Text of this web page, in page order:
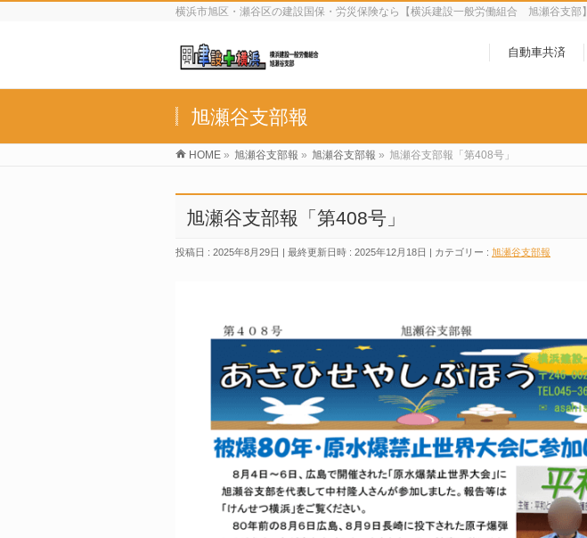
横浜市旭区・瀬谷区の建設国保・労災保険なら【横浜建設一般労働組合 旭瀬谷支部】
自動車共済
旭瀬谷支部報
HOME » 旭瀬谷支部報 » 旭瀬谷支部報 » 旭瀬谷支部報「第408号」
旭瀬谷支部報「第408号」
投稿日 : 2025年8月29日 最終更新日時 : 2025年12月18日 カテゴリー : 旭瀬谷支部報